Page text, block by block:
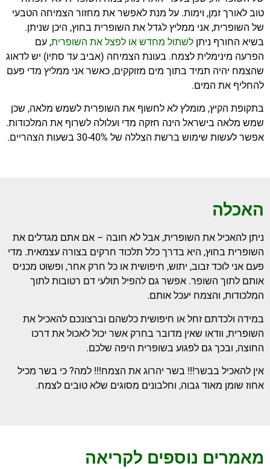
טוב לאורך זמן, וימות. על מנת לאפשר את מחזור הצמיחה הטבעי
של השופרית, אני ממליץ לגדל את השופרית בחוץ, היכן שניתן.
בשיא החורף ניתן לשתול מחדש או לפצל את השופרית, עם
הפרעה מינימלית לצמח. בעונת הצמיחה (אביב עד סתיו) יש לדאוג
שהצמח יהיה תמיד בתוך מים מזוקקים, כאשר אני ממליץ מדי פעם
להחליף את המים.
בתקופת הקיץ, מומלץ לא לחשוף את השופרית לשמש מלאה, שכן
שמש מלאה בישראל הינה חזקה מדי ועלולה לשרוף את המלכודות.
אפשר לעשות שימוש ברשת הצללה של 30-40% בשעות הצהריים.
האכלה
ניתן להאכיל את השופרית, אבל לא חובה – אם אתם מגדלים את
השופרית בחוץ, היא בדרך כלל תלכוד חרקים בצורה עצמאית. מדי
פעם אני לוכד זבוב, יתוש, חיפושית או כל חרק אחר, ופשוט מכניס
אותם לתוך השופר. אפשר גם להפיל תולעי דם רטובות לתוך
המלכודות, והצמח יעכל אותם.
במידה ולכדתם זחל או חיפושית כלשהם וברצונכם להאכיל את
השופרית, וודאו שאין מדובר בחרק אשר יכול לאכול את דרכו
החוצה, ובכך גם לפגוע בשופרית היפה שלכם.
אין להאכיל בבשר!!! בשר יהרוג את הצמח!!! למה? כי בשר מכיל
אחוז שומן מאוד גבוה, וחלבונים מסוגים שלא טובים לצמח.
מאמרים נוספים לקריאה